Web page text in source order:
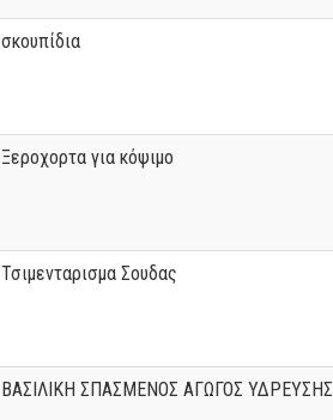
σκουπίδια
Ξεροχορτα για κόψιμο
Τσιμενταρισμα Σουδας
ΒΑΣΙΛΙΚΗ ΣΠΑΣΜΕΝΟΣ ΑΓΩΓΟΣ ΥΔΡΕΥΣΗΣ